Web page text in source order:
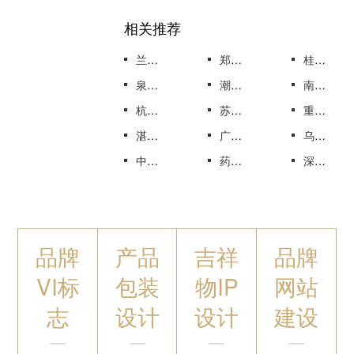
相关推荐
兰州茶叶VI设计推出水品牌Aquarius，茶叶VI设计全套案例 郑州茶叶VI设计品牌热爱告诉我们关于品牌成长的什么，茶叶VI设计全套案例
桂林茶叶VI设计告别无用的品牌准则，茶叶VI设计全套案例
泉州茶叶VI设计低热量饮料公司销售一组USP而非品牌，茶叶VI设计全套案例
潮州茶叶VI设计星巴克押注植物性饮料，茶叶VI设计全套案例
南京茶叶VI设计告别无用的品牌准则，茶叶VI设计全套案例
杭州茶叶VI设计正在宣传佳得乐的根源，茶叶VI设计全套案例
苏州茶叶VI设计使品牌栩栩如生，茶叶VI设计全套案例
重庆茶叶VI设计品牌如何生存和繁荣，茶叶VI设计全套案例
湛江茶叶VI设计致力于成为普通百姓的品牌-湛江茶叶品牌设计公司
广州茶叶VI设计品牌如何生存和繁荣-广州茶叶品牌设计公司
乌鲁木齐药品VI设计为癌症患者提供最佳治疗方案，药品VI设计全套案例
中药产品包装设计
药品包装盒外观设计 深圳比较有名的设计公司
品牌
VI标
志
产品
包装
设计
吉祥
物IP
设计
品牌
网站
建设